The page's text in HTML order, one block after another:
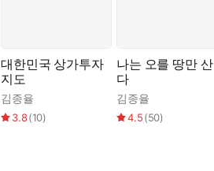
대한민국 상가투자
지도
김종율
3.8(10)
나는 오를 땅만 산
다
김종율
4.5(50)